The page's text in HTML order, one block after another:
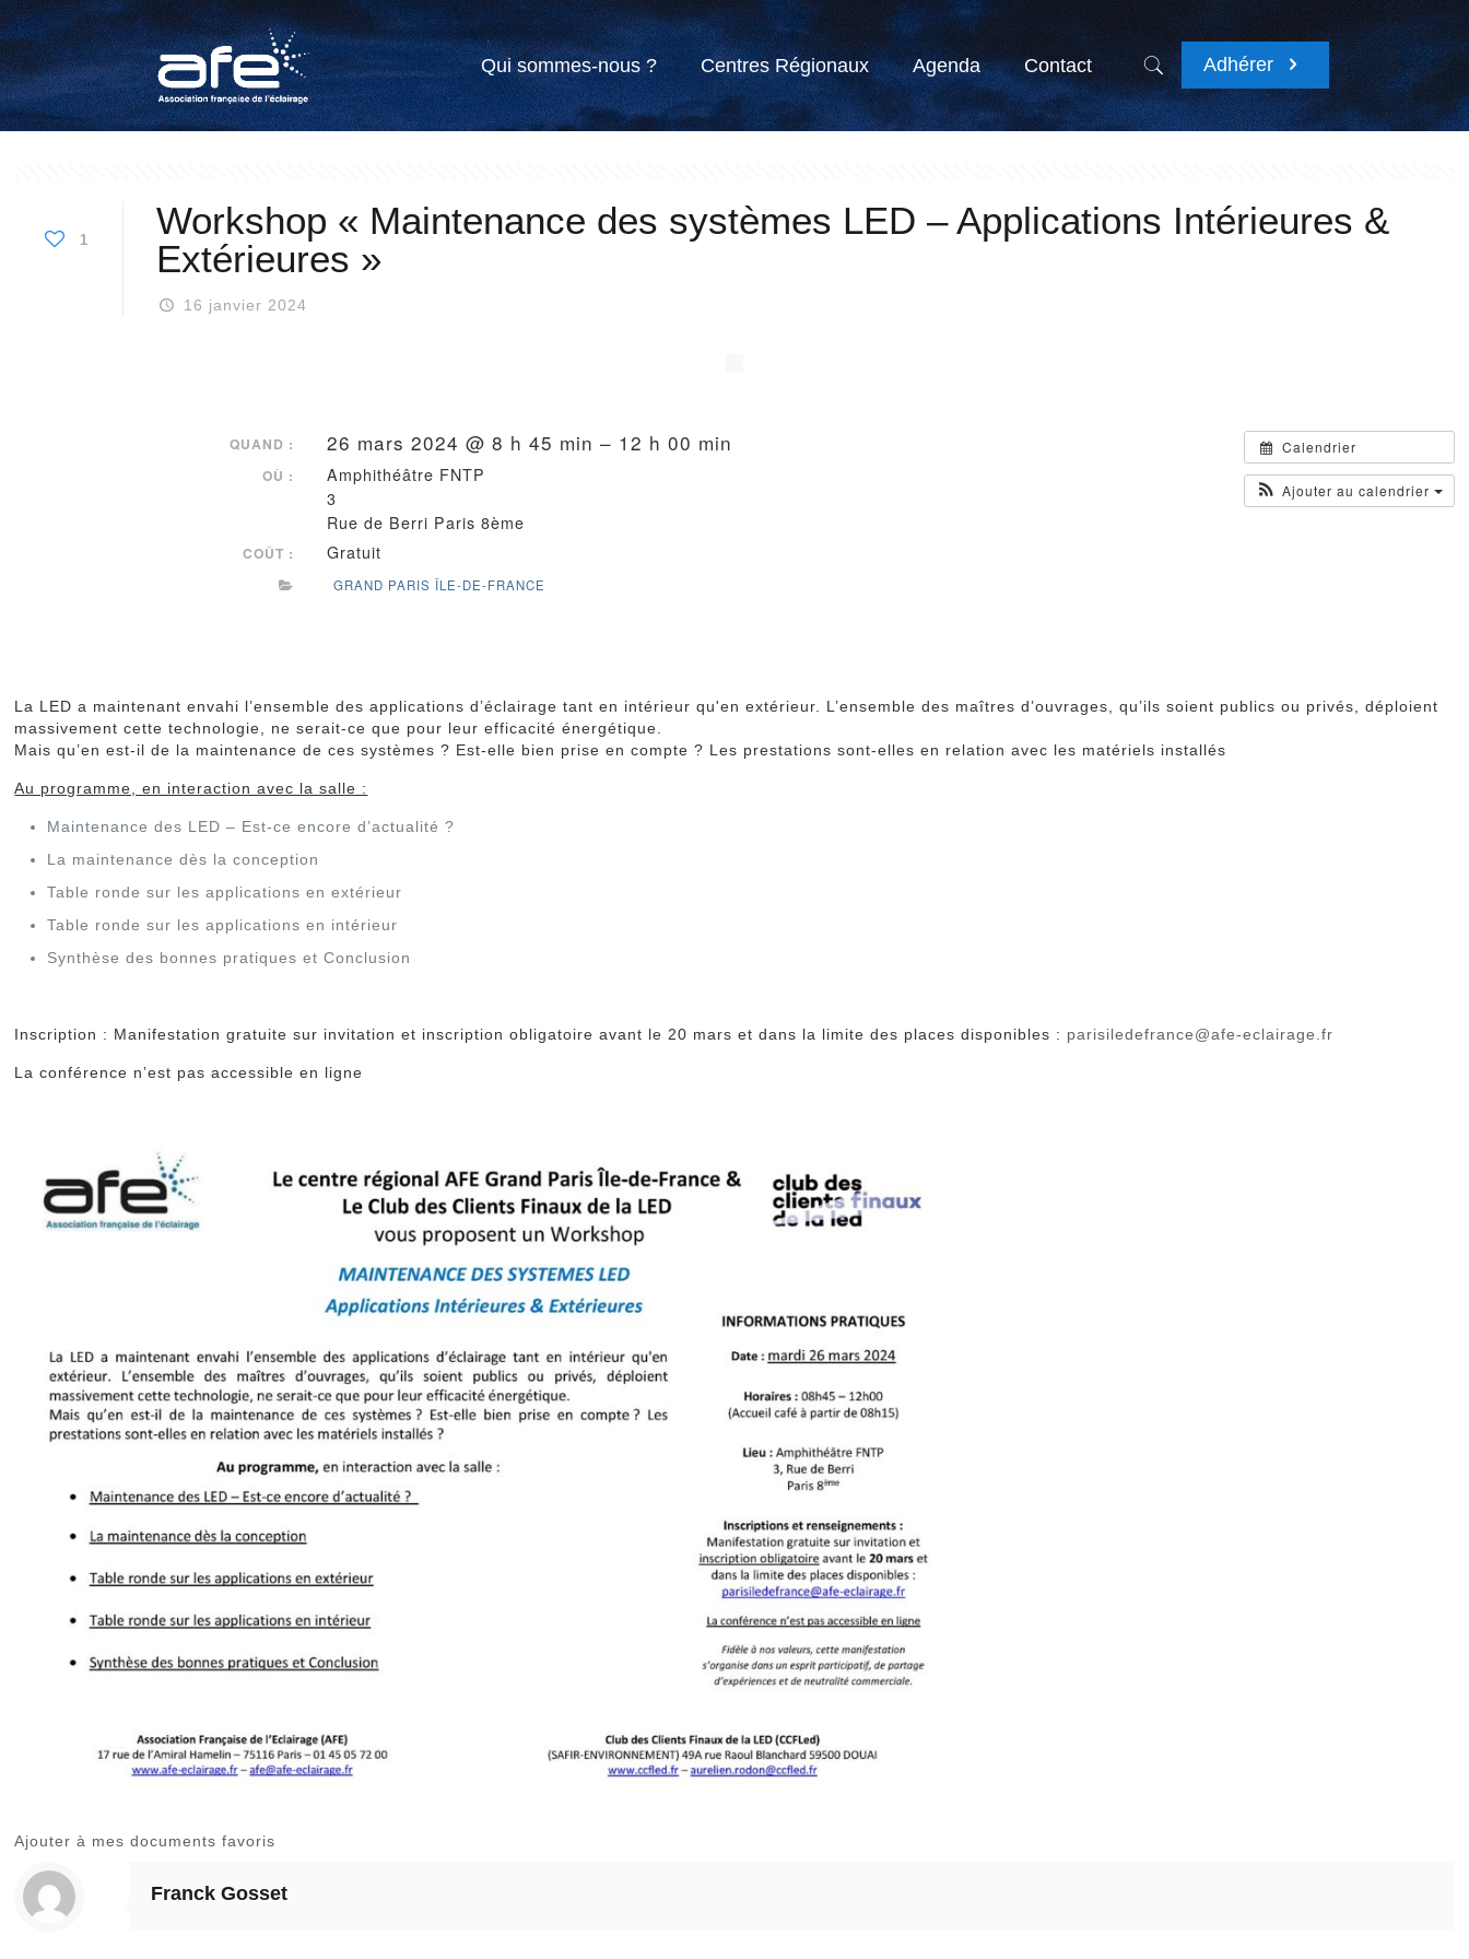
Qui sommes-nous ? Centres Régionaux Agenda Contact Adhérer
1
Workshop « Maintenance des systèmes LED – Applications Intérieures &
Extérieures »
16 janvier 2024
Calendrier
Ajouter au calendrier
QUAND : 26 mars 2024 @ 8 h 45 min – 12 h 00 min
OÙ :
Amphithéâtre FNTP
3
Rue de Berri Paris 8ème
COÛT : Gratuit
GRAND PARIS ÎLE-DE-FRANCE
La LED a maintenant envahi l’ensemble des applications d’éclairage tant en intérieur qu'en extérieur. L’ensemble des maîtres d’ouvrages, qu’ils soient publics ou privés, déploient
massivement cette technologie, ne serait-ce que pour leur efficacité énergétique.
Mais qu’en est-il de la maintenance de ces systèmes ? Est-elle bien prise en compte ? Les prestations sont-elles en relation avec les matériels installés
Au programme, en interaction avec la salle :
Maintenance des LED – Est-ce encore d’actualité ?
La maintenance dès la conception
Table ronde sur les applications en extérieur
Table ronde sur les applications en intérieur
Synthèse des bonnes pratiques et Conclusion
Inscription : Manifestation gratuite sur invitation et inscription obligatoire avant le 20 mars et dans la limite des places disponibles : parisiledefrance@afe-eclairage.fr
La conférence n’est pas accessible en ligne
Ajouter à mes documents favoris
Franck Gosset